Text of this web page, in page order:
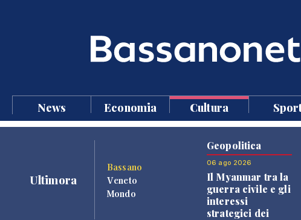
News Economia Cultura
Ultimora
Bassano
Veneto
Mondo
Geopolitica
06 ago 2026
Il Myanmar tra la
guerra civile e gli
interessi
strategici dei